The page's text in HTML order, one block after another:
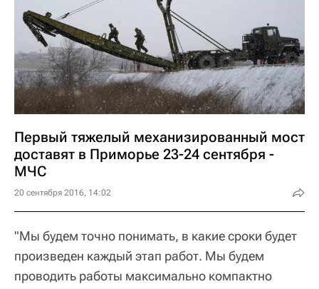
Первый тяжелый механизированный мост
доставят в Приморье 23-24 сентября -
МЧС
20 сентября 2016, 14:02
"Мы будем точно понимать, в какие сроки будет
произведен каждый этап работ. Мы будем
проводить работы максимально компактно